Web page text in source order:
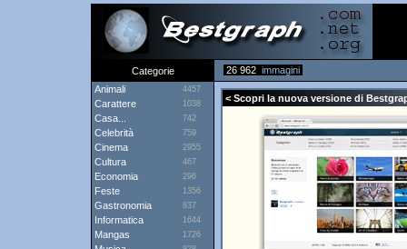
Categorie 26 962 immagini
Animali
4457
Carattere 1038
Casa... 742
Celebrità 759
Cinema 2955
Cultura 467
Economia 296
Feste 1356
Gastronomia 837
Informatica 1644
Mangas 1726
< Scopri la nuova versione di